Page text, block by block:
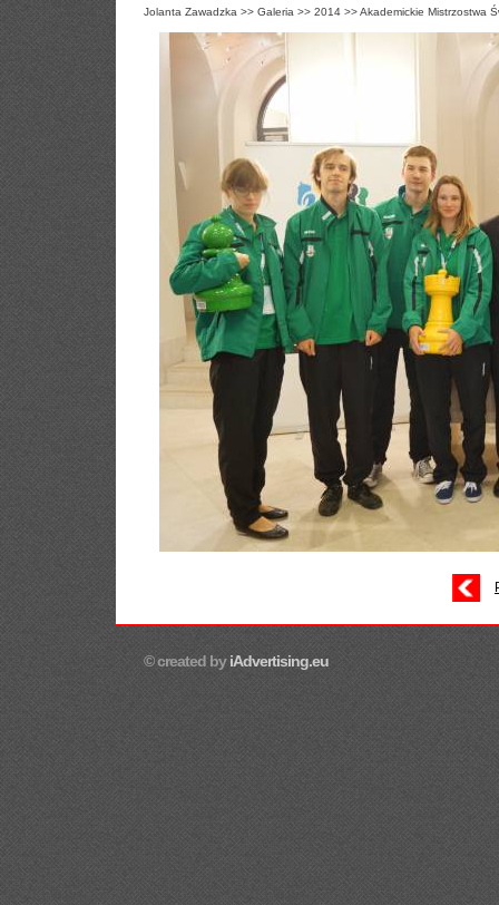
Jolanta Zawadzka >> Galeria >> 2014 >>Akademickie Mistrzostwa
© created byiAdvertising.eu